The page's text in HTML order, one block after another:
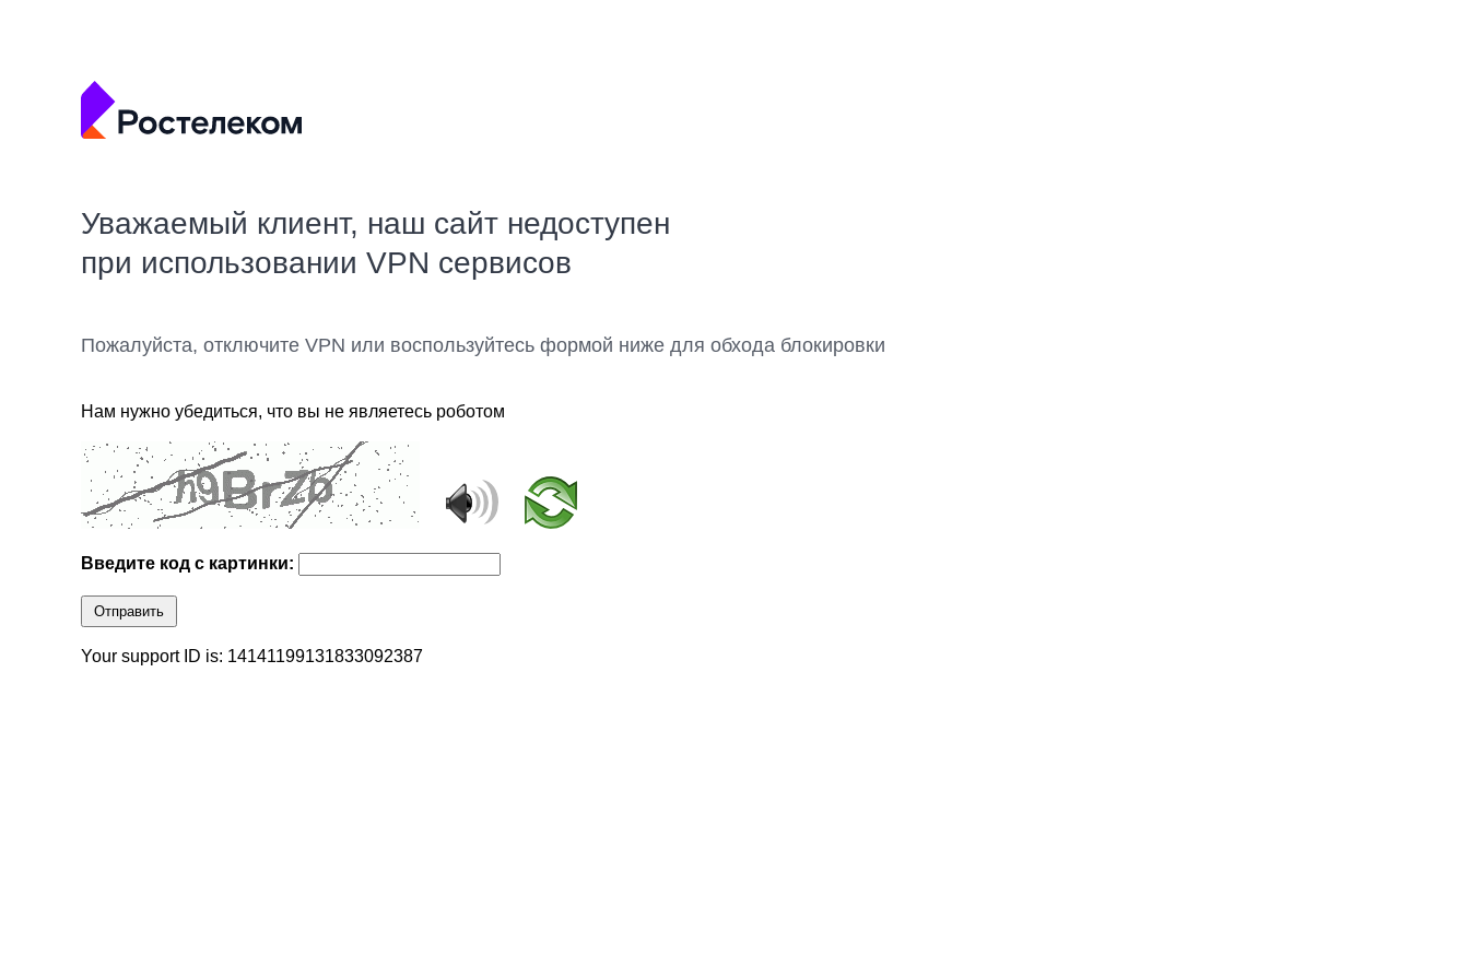
Уважаемый клиент, наш сайт недоступен
при использовании VPN сервисов
Пожалуйста, отключите VPN или воспользуйтесь формой ниже для обхода блокировки
Нам нужно убедиться, что вы не являетесь роботом
Введите код с картинки:
Отправить
Your support ID is: 14141199131833092387